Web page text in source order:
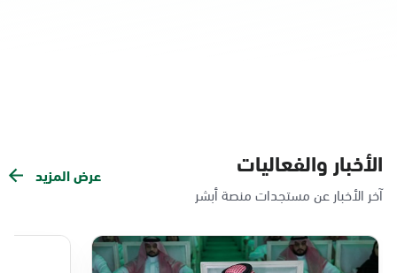
الدمام, الدمام - لولو مول
الأحد - الخميس (08:00-14:30)
الأخبار والفعاليات
آخر الأخبار عن مستجدات منصة أبشر
عرض المزيد